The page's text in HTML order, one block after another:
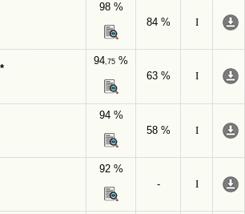
98 %
84 %
I
94,75 %
63 %
I
94 %
58 %
I
92 %
-
I